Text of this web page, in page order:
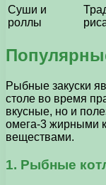
Суши и
роллы
Рыбные закуски
столе во время
вкусные, но и
омега-3 жирными
веществами.
1. Рыбные